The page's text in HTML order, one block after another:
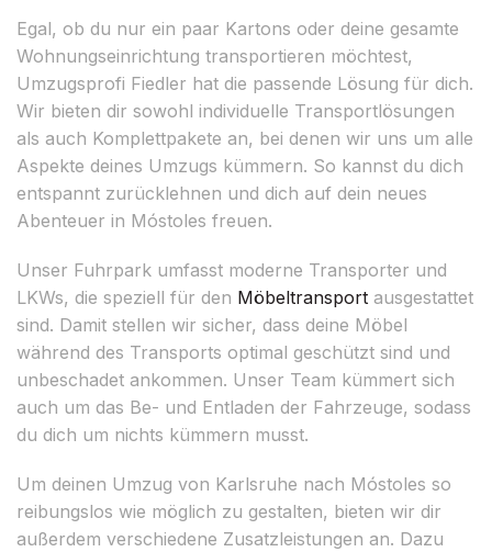
Egal, ob du nur ein paar Kartons oder deine gesamte
Wohnungseinrichtung transportieren möchtest,
Umzugsprofi Fiedler hat die passende Lösung für dich.
Wir bieten dir sowohl individuelle Transportlösungen
als auch Komplettpakete an, bei denen wir uns um alle
Aspekte deines Umzugs kümmern. So kannst du dich
entspannt zurücklehnen und dich auf dein neues
Abenteuer in Móstoles freuen.
Unser Fuhrpark umfasst moderne Transporter und
LKWs, die speziell für den Möbeltransport ausgestattet
sind. Damit stellen wir sicher, dass deine Möbel
während des Transports optimal geschützt sind und
unbeschadet ankommen. Unser Team kümmert sich
auch um das Be- und Entladen der Fahrzeuge, sodass
du dich um nichts kümmern musst.
Um deinen Umzug von Karlsruhe nach Móstoles so
reibungslos wie möglich zu gestalten, bieten wir dir
außerdem verschiedene Zusatzleistungen an. Dazu